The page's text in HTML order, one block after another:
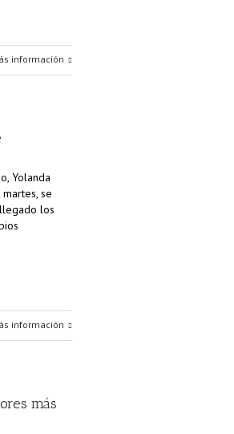
información
Yolanda
se
los
información
más